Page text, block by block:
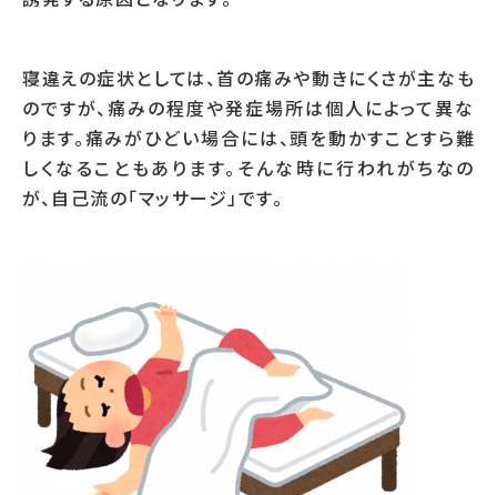
寝違えの症状としては、首の痛みや動きにくさが主なも
のですが、痛みの程度や発症場所は個人によって異な
ります。痛みがひどい場合には、頭を動かすことすら難
しくなることもあります。そんな時に行われがちなの
が、自己流の「マッサージ」です。